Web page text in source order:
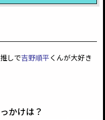
しで吉野順平 くんが大好き
かけは？